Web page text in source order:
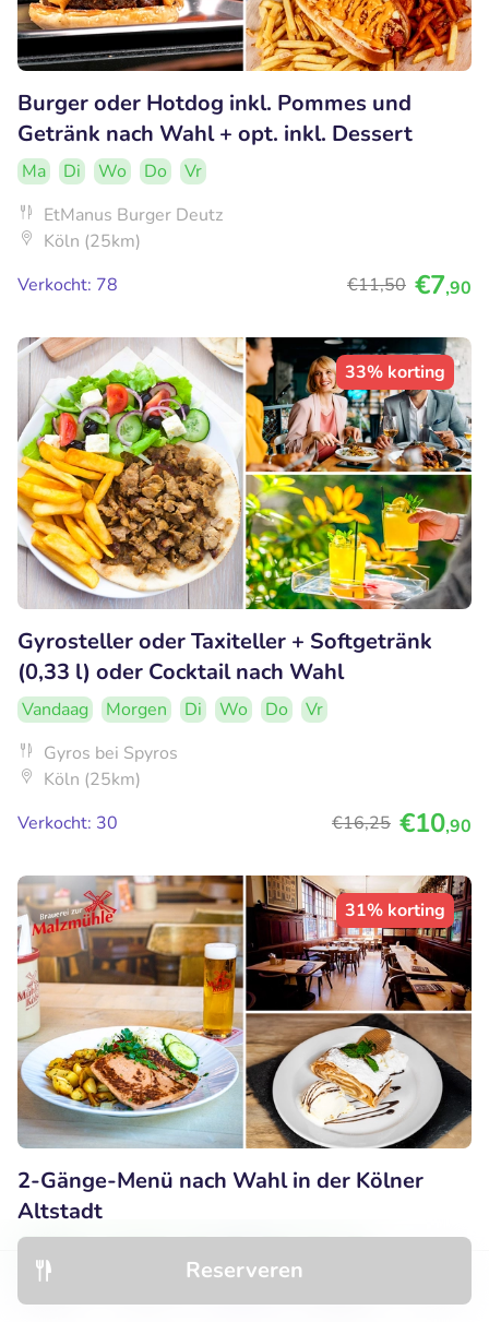
Reserveren
Burger oder Hotdog inkl. Pommes und
Getränk nach Wahl + opt. inkl. Dessert
Ma Di Wo Do
Vr
EtManus Burger Deutz
Köln (25km)
Verkocht: 78
€11,50 €7,90
33% korting
Gyrosteller oder Taxiteller + Softgetränk
(0,33 l) oder Cocktail nach Wahl
Vandaag Morgen Di Wo Do
Vr
Gyros bei Spyros
Köln (25km)
Verkocht: 30
€16,25 €10,90
31% korting
2-Gänge-Menü nach Wahl in der Kölner
Altstadt